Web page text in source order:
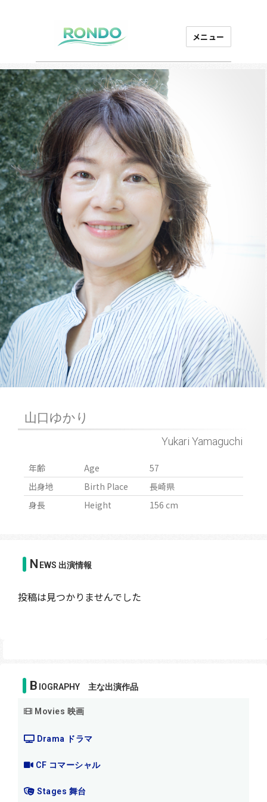
ロンド
芸能プロダクション
メニュー
山口ゆかり
Yukari Yamaguchi
年齢 Age
57
出身地
Birth Place
長崎県
身長
Height 156 cm
N EWS 出演情報
投稿は見つかりませんでした
B IOGRAPHY 主な出演作品
Movies 映画
Drama ドラマ
CF コマーシャル
Stages 舞台